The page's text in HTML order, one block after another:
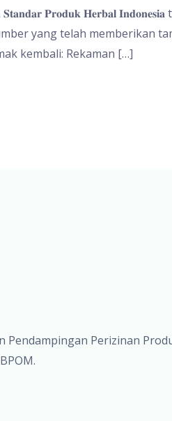
𝐏𝐫𝐨𝐝𝐮𝐤 𝐇𝐞𝐫𝐛𝐚𝐥
yang telah memberikan
kembali: Rekaman […]
Pendampingan Perizinan